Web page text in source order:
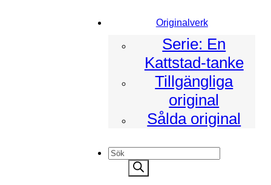
Originalverk
Serie: En
Kattstad-tanke
Tillgängliga
original
Sålda original
Products
search